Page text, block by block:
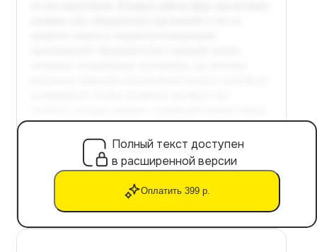
Полный текст доступен
в расширенной версии
Оплатить 399 р.